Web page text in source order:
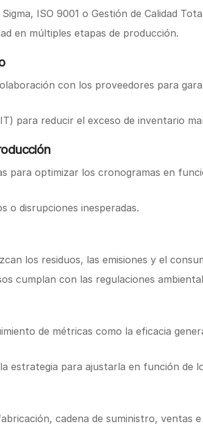
ISO 9001 o Gestión de Calidad
en múltiples etapas de producción.
con los proveedores para
para reducir el exceso de inventario
para optimizar los cronogramas en
o disrupciones inesperadas.
los residuos, las emisiones y el
cumplan con las regulaciones
de métricas como la eficacia
estrategia para ajustarla en función de
cadena de suministro, ventas e